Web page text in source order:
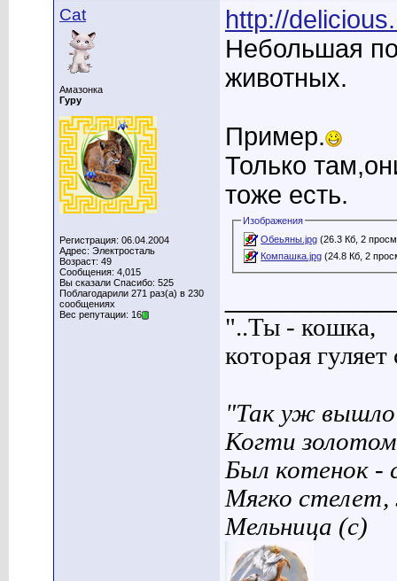
Cat
Амазонка
Гуру
Регистрация: 06.04.2004
Адрес: Электросталь
Возраст: 49
Сообщения: 4,015
Вы сказали Спасибо: 525
Поблагодарили 271 раз(а) в 230
сообщениях
Вес репутации: 16
http://
Небольшая
животных.
Пример.
Только
тоже есть.
Изображения
Обеьяны.jpg (26.3 Кб, 2
Компашка.jpg (24.8 Кб, 2
"..Ты - кошка,
которая
"Так уж вышло
Когти
Был котенок -
Мягко
Мельница (с)